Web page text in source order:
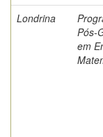
Londrina
Pós-
em